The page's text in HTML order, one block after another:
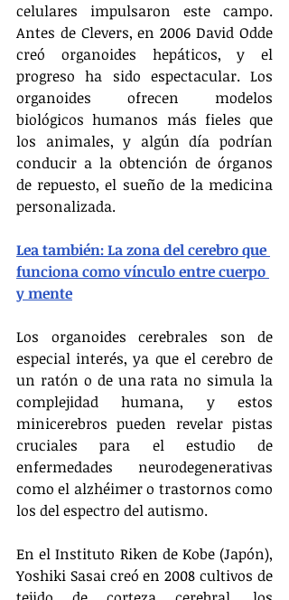
celulares impulsaron este campo.
Antes de Clevers, en 2006 David Odde
creó organoides hepáticos, y el
progreso ha sido espectacular. Los
organoides ofrecen modelos
biológicos humanos más fieles que
los animales, y algún día podrían
conducir a la obtención de órganos
de repuesto, el sueño de la medicina
personalizada.
Lea también: La zona del cerebro que
funciona como vínculo entre cuerpo
y mente
Los organoides cerebrales son de
especial interés, ya que el cerebro de
un ratón o de una rata no simula la
complejidad humana, y estos
minicerebros pueden revelar pistas
cruciales para el estudio de
enfermedades neurodegenerativas
como el alzhéimer o trastornos como
los del espectro del autismo.
En el Instituto Riken de Kobe (Japón),
Yoshiki Sasai creó en 2008 cultivos de